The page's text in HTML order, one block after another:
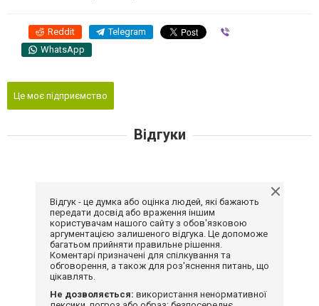
Reddit Telegram
WhatsApp
Це моє підприємство
Відгуки
Відгук - це думка або оцінка людей, які бажають
передати досвід або враження іншим
користувачам нашого сайту з обов'язковою
аргументацією залишеного відгука. Це допоможе
багатьом прийняти правильне рішення.
Коментарі призначені для спілкування та
обговорення, а також для роз'яснення питань, що
цікавлять.
Не дозволяється: використання ненормативної